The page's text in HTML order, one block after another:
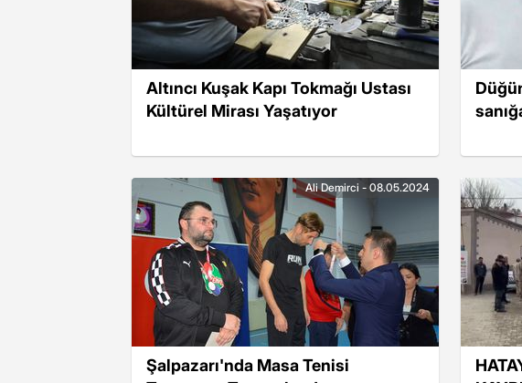
Altıncı Kuşak Kapı Tokmağı Ustası
Kültürel Mirası Yaşatıyor
Şalpazarı'nda Masa Tenisi
Ali Demirci - 08.05.2024